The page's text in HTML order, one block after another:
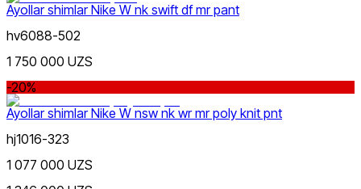
Moviy
Ayollar shimlar Nike W nk swift df mr pant
hv6088-502
1 750 000 UZS
-20%
Ayollar shimlar Nike W nsw nk wr mr poly knit pnt
hj1016-323
1 077 000 UZS